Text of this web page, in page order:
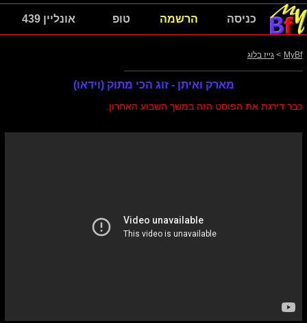
כניסה הרשמה טופ אונליין 439
MyBf
> גייז בלוג
מארק ואיתן - זוג הכי מתוק (וידאו)
כבר דירגת את הפוסט הזה במשך השבוע האחרון.